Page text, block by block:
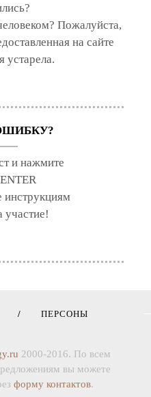
Пожалуйста,
на сайте
устарела.
и нажмите
инструкциям
участие!
ПЕРСОНЫ
2000-2016. По всем
вы можете
форму контактов.